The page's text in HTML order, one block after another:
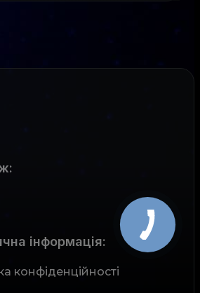
:
інформація:
конфіденційності